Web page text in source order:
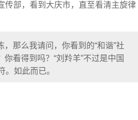
传部，看到大庆市，直至看清主旋律
那么我请问，你看到的“和谐”社
看得到吗？“刘羚羊”不过是中国
如此而已。